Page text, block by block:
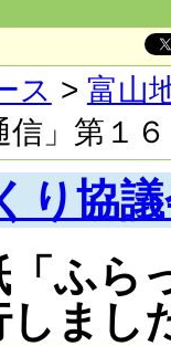
ス > 富山
」第１
り協
ふら
しまし